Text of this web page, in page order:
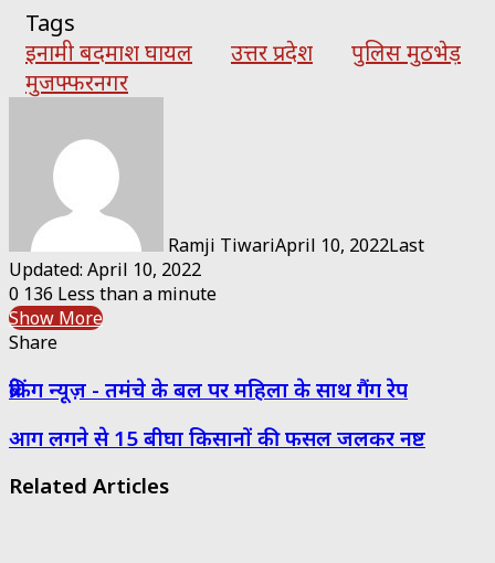
Tags
इनामी बदमाश घायल
उत्तर प्रदेश
पुलिस मुठभेड़
मुजफ्फरनगर
Ramji TiwariApril 10, 2022Last
Updated: April 10, 2022
0 136 Less than a minute
Show More
Share
via
ब्रेकिंग न्यूज़ - तमंचे के बल पर महिला के साथ गैंग रेप
आग लगने से 15 बीघा किसानों की फसल जलकर नष्ट
Related Articles